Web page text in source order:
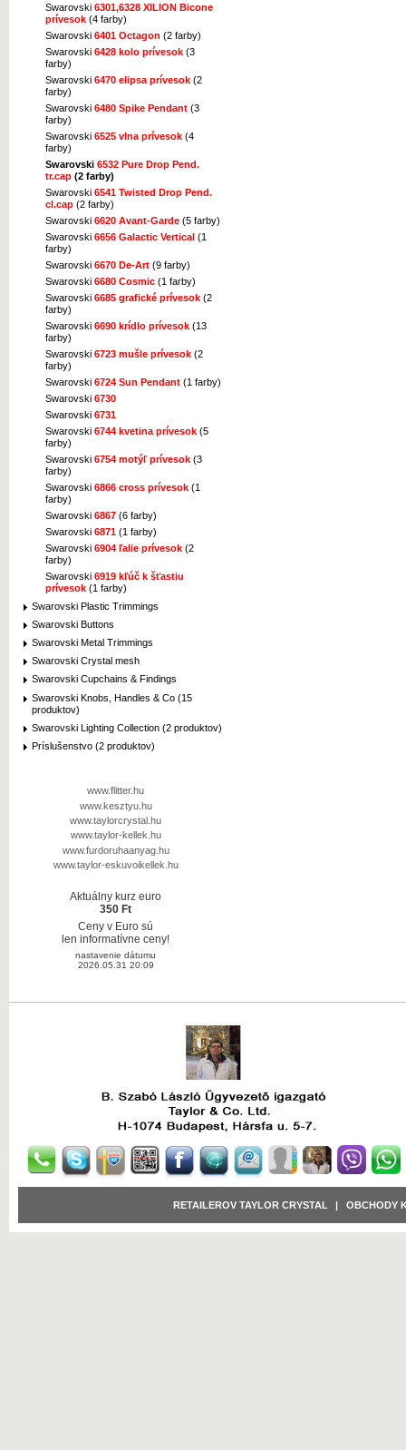
Swarovski 6301,6328 XILION Bicone
prívesok (4 farby)
Swarovski 6401 Octagon (2 farby)
Swarovski 6428 kolo prívesok (3
farby)
Swarovski 6470 elipsa prívesok (2
farby)
Swarovski 6480 Spike Pendant (3
farby)
Swarovski 6525 vlna prívesok (4
farby)
Swarovski 6532 Pure Drop Pend.
tr.cap (2 farby)
Swarovski 6541 Twisted Drop Pend.
cl.cap (2 farby)
Swarovski 6620 Avant-Garde (5 farby)
Swarovski 6656 Galactic Vertical (1
farby)
Swarovski 6670 De-Art (9 farby)
Swarovski 6680 Cosmic (1 farby)
Swarovski 6685 grafické prívesok (2
farby)
Swarovski 6690 krídlo prívesok (13
farby)
Swarovski 6723 mušle prívesok (2
farby)
Swarovski 6724 Sun Pendant (1 farby)
Swarovski 6730
Swarovski 6731
Swarovski 6744 kvetina prívesok (5
farby)
Swarovski 6754 motýľ prívesok (3
farby)
Swarovski 6866 cross prívesok (1
farby)
Swarovski 6867 (6 farby)
Swarovski 6871 (1 farby)
Swarovski 6904 ľalie prívesok (2
farby)
Swarovski 6919 kľúč k šťastiu
prívesok (1 farby)
Swarovski Plastic Trimmings
Swarovski Buttons
Swarovski Metal Trimmings
Swarovski Crystal mesh
Swarovski Cupchains & Findings
Swarovski Knobs, Handles & Co (15
produktov)
Swarovski Lighting Collection (2 produktov)
Príslušenstvo (2 produktov)
www.flitter.hu
www.kesztyu.hu
www.taylorcrystal.hu
www.taylor-kellek.hu
www.furdoruhaanyag.hu
www.taylor-eskuvoikellek.hu
Aktuálny kurz euro
350 Ft
Ceny v Euro sú
len informatívne ceny!
nastavenie dátumu
2026.05.31 20:09
RETAILEROV TAYLOR CRYSTAL OBCHODY